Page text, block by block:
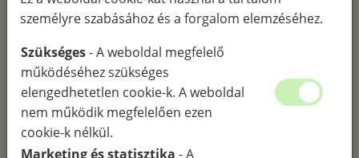
hatást kifejteni vagy éppenséggel teljesen el is tűnnek a
fajgazdagság következtében minden talajtípuson
maradnak olyan baktériumfajok, amelyek az adott
talajonhatékonyan végzik el a talaj eredeti
mikroflórájának helyreállítását és megfelelően
serkentik a talajéletet, így rendszeres alkalmazás
személyre szabásához és a forgalom elemzéséhez.
Szükséges- A weboldal megfelelő
működéséhez szükséges
elengedhetetlen cookie-k. A weboldal
nem működik megfelelően ezen
cookie-k nélkül.
Marketing és statisztika - A